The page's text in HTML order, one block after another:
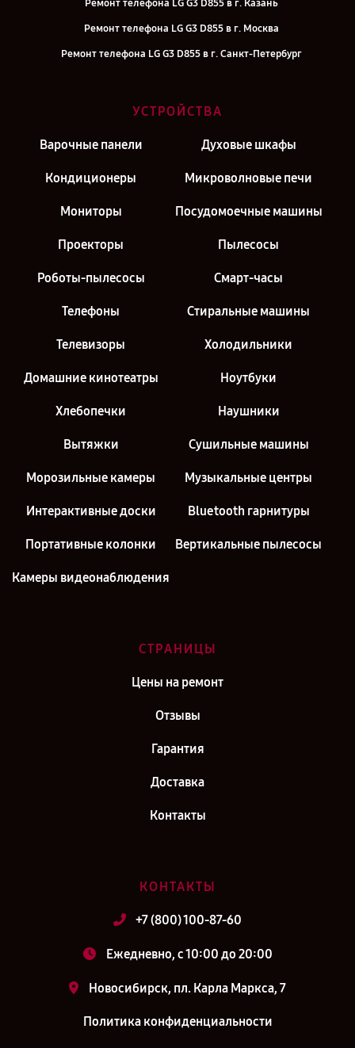
Ремонт телефона LG G3 D855 в г. Казань
Ремонт телефона LG G3 D855 в г. Москва
Ремонт телефона LG G3 D855 в г. Санкт-Петербург
УСТРОЙСТВА
Варочные панели Духовые шкафы
Кондиционеры Микроволновые печи
Мониторы Посудомоечные машины
Проекторы Пылесосы
Роботы-пылесосы Смарт-часы
Телефоны Стиральные машины
Телевизоры Холодильники
Домашние кинотеатры Ноутбуки
Хлебопечки Наушники
Вытяжки Сушильные машины
Морозильные камеры Музыкальные центры
Интерактивные доски Bluetooth гарнитуры
Портативные колонки Вертикальные пылесосы
Камеры видеонаблюдения
СТРАНИЦЫ
Цены на ремонт
Отзывы
Гарантия
Доставка
Контакты
КОНТАКТЫ
+7 (800) 100-87-60
Ежедневно, с 10:00 до 20:00
Новосибирск, пл. Карла Маркса, 7
Политика конфиденциальности